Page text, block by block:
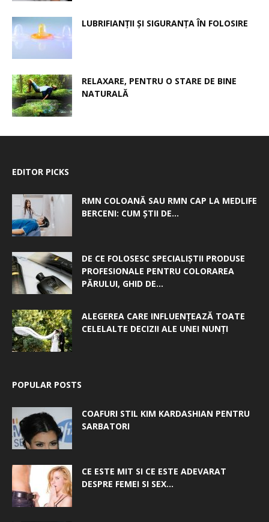
LUBRIFIANȚII ȘI SIGURANȚA ÎN FOLOSIRE
RELAXARE, PENTRU O STARE DE BINE
NATURALĂ
EDITOR PICKS
RMN COLOANĂ SAU RMN CAP LA MEDLIFE
BERCENI: CUM ȘTII DE...
DE CE FOLOSESC SPECIALIȘTII PRODUSE
PROFESIONALE PENTRU COLORAREA
PĂRULUI, GHID DE...
ALEGEREA CARE INFLUENȚEAZĂ TOATE
CELELALTE DECIZII ALE UNEI NUNȚI
POPULAR POSTS
COAFURI STIL KIM KARDASHIAN PENTRU
SARBATORI
CE ESTE MIT SI CE ESTE ADEVARAT
DESPRE FEMEI SI SEX...